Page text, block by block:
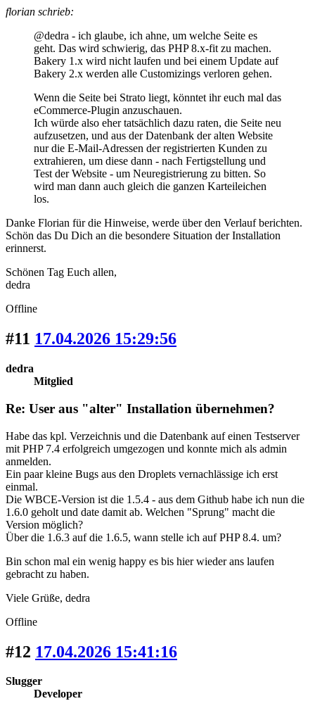
florian schrieb:
@dedra - ich glaube, ich ahne, um welche Seite es
geht. Das wird schwierig, das PHP 8.x-fit zu machen.
Bakery 1.x wird nicht laufen und bei einem Update auf
Bakery 2.x werden alle Customizings verloren gehen.
Wenn die Seite bei Strato liegt, könntet ihr euch mal das
eCommerce-Plugin anzuschauen.
Ich würde also eher tatsächlich dazu raten, die Seite neu
aufzusetzen, und aus der Datenbank der alten Website
nur die E-Mail-Adressen der registrierten Kunden zu
extrahieren, um diese dann - nach Fertigstellung und
Test der Website - um Neuregistrierung zu bitten. So
wird man dann auch gleich die ganzen Karteileichen
los.
Danke Florian für die Hinweise, werde über den Verlauf berichten.
Schön das Du Dich an die besondere Situation der Installation
erinnerst.
Schönen Tag Euch allen,
dedra
Offline
#11 17.04.2026 15:29:56
dedra
Mitglied
Re: User aus "alter" Installation übernehmen?
Habe das kpl. Verzeichnis und die Datenbank auf einen Testserver
mit PHP 7.4 erfolgreich umgezogen und konnte mich als admin
anmelden.
Ein paar kleine Bugs aus den Droplets vernachlässige ich erst
einmal.
Die WBCE-Version ist die 1.5.4 - aus dem Github habe ich nun die
1.6.0 geholt und date damit ab. Welchen "Sprung" macht die
Version möglich?
Über die 1.6.3 auf die 1.6.5, wann stelle ich auf PHP 8.4. um?
Bin schon mal ein wenig happy es bis hier wieder ans laufen
gebracht zu haben.
Viele Grüße, dedra
Offline
#12 17.04.2026 15:41:16
Slugger
Developer